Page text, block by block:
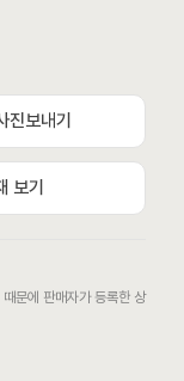
진보내기
보기
문에 판매자가 등록한 상